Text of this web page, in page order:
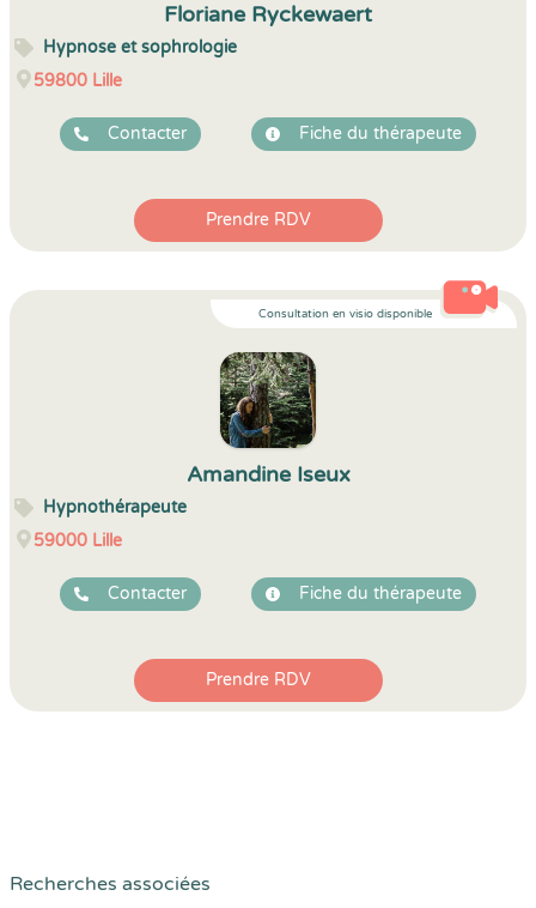
Floriane Ryckewaert
Hypnose et sophrologie
59800 Lille
Contacter Fiche du thérapeute
Prendre RDV
Consultation en visio disponible
Amandine Iseux
Hypnothérapeute
59000 Lille
Contacter Fiche du thérapeute
Prendre RDV
Recherches associées